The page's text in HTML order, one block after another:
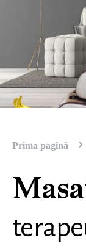
Prima pagină